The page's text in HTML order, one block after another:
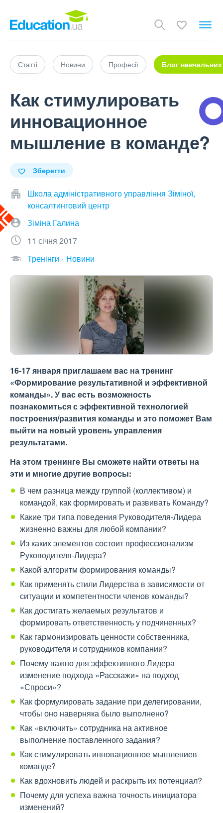
Статті Новини Професії Блог навчальних
Как стимулировать
инновационное
мышление в команде?
Зберегти
Школа адміністративного управління Зіміної,
консалтинговий центр
Зіміна Галина
11 січня 2017
Тренінги
Новини
16-17 января приглашаем вас на тренинг
«Формирование результативной и эффективной
команды». У вас есть возможность
познакомиться с эффективной технологией
построения/развития команды и это поможет Вам
выйти на новый уровень управления
результатами.
На этом тренинге Вы сможете найти ответы на
эти и многие другие вопросы:
В чем разница между группой (коллективом) и
командой, как формировать и развивать Команду?
Какие три типа поведения Руководителя-Лидера
жизненно важны для любой компании?
Из каких элементов состоит профессионализм
Руководителя-Лидера?
Какой алгоритм формирования команды?
Как применять стили Лидерства в зависимости от
ситуации и компетентности членов команды?
Как достигать желаемых результатов и
формировать ответственность у подчиненных?
Как гармонизировать ценности собственника,
руководителя и сотрудников компании?
Почему важно для эффективного Лидера
изменение подхода «Расскажи» на подход
«Спроси»?
Как формулировать задание при делегировании,
чтобы оно наверняка было выполнено?
Как «включить» сотрудника на активное
выполнение поставленного задания?
Как стимулировать инновационное мышлениев
команде?
Как вдохновить людей и раскрыть их потенциал?
Почему для успеха важна точность инициатора
изменений?